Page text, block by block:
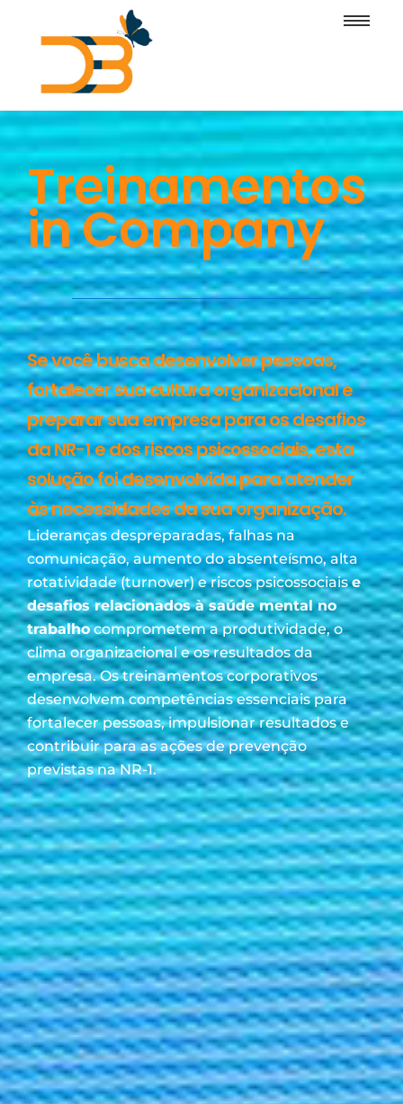
Treinamentos
in Company
Se você busca desenvolver pessoas,
fortalecer sua cultura organizacional e
preparar sua empresa para os desafios
da NR-1 e dos riscos psicossociais, esta
solução foi desenvolvida para atender
às necessidades da sua organização.
Lideranças despreparadas, falhas na
comunicação, aumento do absenteísmo, alta
rotatividade (turnover) e riscos psicossociaise
desafios relacionados à saúde mental no
trabalhocomprometem a produtividade, o
clima organizacional e os resultados da
empresa. Os treinamentos corporativos
desenvolvem competências essenciais para
fortalecer pessoas, impulsionar resultados e
contribuir para as ações de prevenção
previstas na NR-1.